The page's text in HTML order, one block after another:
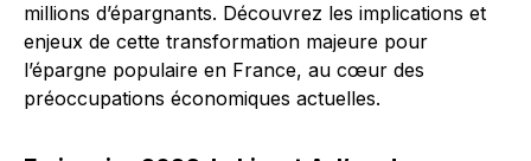
millions d’épargnants. Découvrez les implications et
enjeux de cette transformation majeure pour
l’épargne populaire en France, au cœur des
préoccupations économiques actuelles.